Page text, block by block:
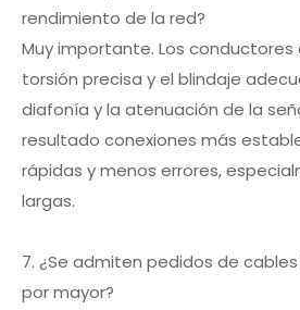
rendimiento de la red?
Muy importante. Los conductores
torsión precisa y el blindaje
diafonía y la atenuación de la
resultado conexiones más
rápidas y menos errores,
largas.
7. ¿Se admiten pedidos de cables
por mayor?